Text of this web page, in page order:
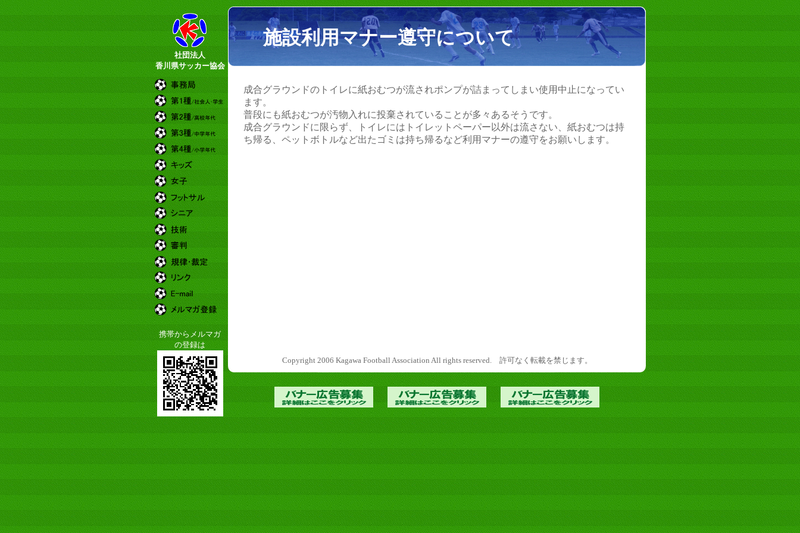
社団法人
香川県サッカー協会
携帯からメルマガ
の登録は
施設利用マナー遵守について
成合グラウンドのトイレに紙おむつが流されポンプが詰まってしまい使用中止になってい
ます。
普段にも紙おむつが汚物入れに投棄されていることが多々あるそうです。
成合グラウンドに限らず、トイレにはトイレットペーパー以外は流さない、紙おむつは持
ち帰る、ペットボトルなど出たゴミは持ち帰るなど利用マナーの遵守をお願いします。
Copyright 2006 Kagawa Football Association All rights reserved. 許可なく転載を禁じます。